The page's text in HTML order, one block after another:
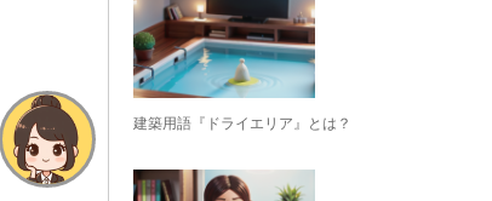
建築用語『ドライエリア』とは？